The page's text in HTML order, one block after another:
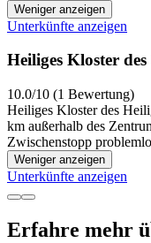
Weniger anzeigen
Unterkünfte anzeigen
Heiliges Kloster
10.0/10 (1 Bewertung)
Heiliges Kloster des
km außerhalb des
Zwischenstopp
Weniger anzeigen
Unterkünfte anzeigen
Erfahre mehr